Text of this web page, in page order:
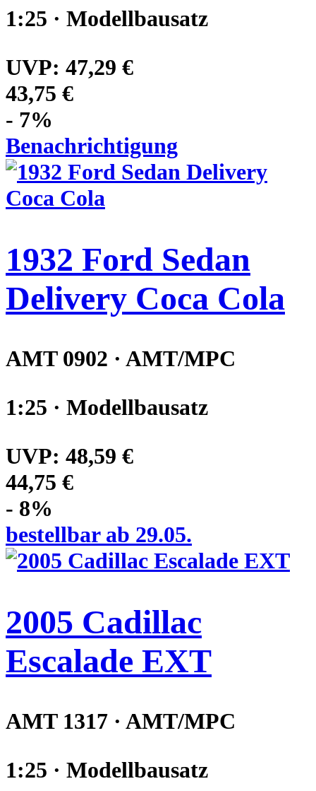
1:25 · Modellbausatz
UVP: 47,29 €
43,75 €
- 7%
Benachrichtigung
1932 Ford Sedan
Delivery Coca Cola
AMT 0902 · AMT/MPC
1:25 · Modellbausatz
UVP: 48,59 €
44,75 €
- 8%
bestellbar ab 29.05.
2005 Cadillac
Escalade EXT
AMT 1317 · AMT/MPC
1:25 · Modellbausatz